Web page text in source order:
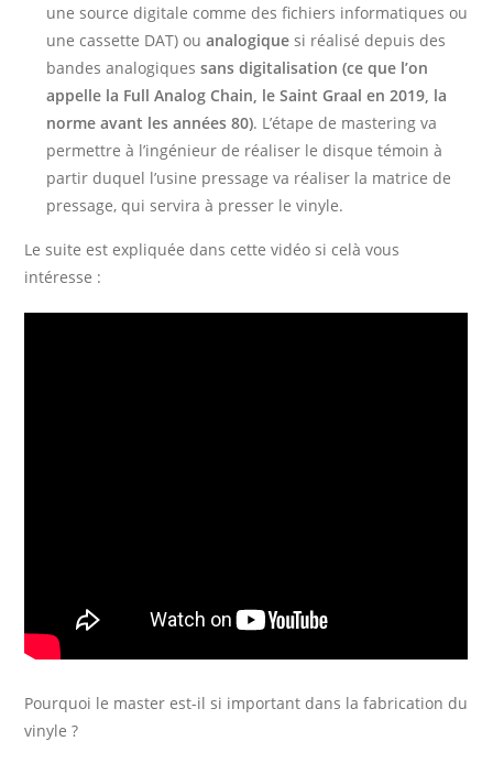
une source digitale comme des fichiers informatiques ou
une cassette DAT) ouanalogique si réalisé depuis des
bandes analogiquessans digitalisation (ce que l’on
appelle la Full Analog Chain, le Saint Graal en 2019, la
norme avant les années 80). L’étape de mastering va
permettre à l’ingénieur de réaliser le disque témoin à
partir duquel l’usine pressage va réaliser la matrice de
pressage, qui servira à presser le vinyle.
Le suite est expliquée dans cette vidéo si celà vous
intéresse :
Pourquoi le master est-il si important dans la fabrication du
vinyle ?